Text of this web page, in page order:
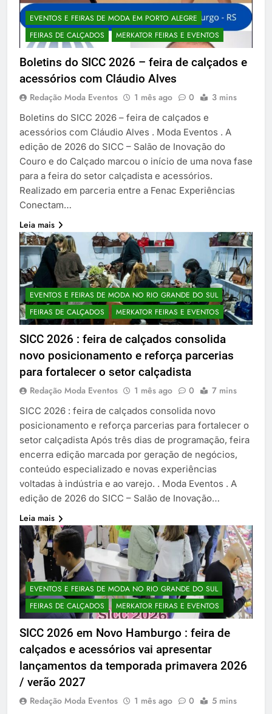
EVENTOS E FEIRAS DE MODA EM PORTO ALEGRE
FEIRAS DE CALÇADOS
MERKATOR FEIRAS E EVENTOS
Boletins do SICC 2026 – feira de calçados e
acessórios com Cláudio Alves
Redação Moda Eventos 1 mês ago 0 3 mins
Boletins do SICC 2026 – feira de calçados e
acessórios com Cláudio Alves . Moda Eventos . A
edição de 2026 do SICC – Salão de Inovação do
Couro e do Calçado marcou o início de uma nova fase
para a feira do setor calçadista e acessórios.
Realizado em parceria entre a Fenac Experiências
Conectam…
Leia mais
EVENTOS E FEIRAS DE MODA NO RIO GRANDE DO SUL
FEIRAS DE CALÇADOS
MERKATOR FEIRAS E EVENTOS
SICC 2026 : feira de calçados consolida
novo posicionamento e reforça parcerias
para fortalecer o setor calçadista
Redação Moda Eventos 1 mês ago 0 7 mins
SICC 2026 : feira de calçados consolida novo
posicionamento e reforça parcerias para fortalecer o
setor calçadista Após três dias de programação, feira
encerra edição marcada por geração de negócios,
conteúdo especializado e novas experiências
voltadas à indústria e ao varejo. . Moda Eventos . A
edição de 2026 do SICC – Salão de Inovação…
Leia mais
EVENTOS E FEIRAS DE MODA NO RIO GRANDE DO SUL
FEIRAS DE CALÇADOS
MERKATOR FEIRAS E EVENTOS
SICC 2026 em Novo Hamburgo : feira de
calçados e acessórios vai apresentar
lançamentos da temporada primavera 2026
/ verão 2027
Redação Moda Eventos 1 mês ago 0 5 mins